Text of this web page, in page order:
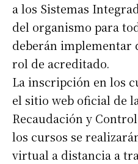
a los Sistemas
del organismo para
deberán implementar
rol de acreditado.
La inscripción en los
el sitio web oficial de
Recaudación y
los cursos se
virtual a distancia a